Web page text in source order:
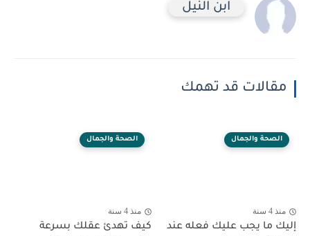
ابن النيل
مقالات قد تهمك
الصحة والجمال
منذ 4 سنة
إليك ما يجب عليك فعله عند
الصحة والجمال
منذ 4 سنة
كيف تهدئ عقلك بسرعة